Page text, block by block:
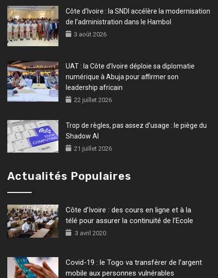
Côte d’Ivoire : la SNDI accélère la modernisation
de l’administration dans le Hambol
3 août 2026
UAT : la Côte d’Ivoire déploie sa diplomatie
numérique à Abuja pour affirmer son
leadership africain
22 juillet 2026
Trop de règles, pas assez d’usage : le piège du
Shadow AI
21 juillet 2026
Actualités Populaires
Côte d’Ivoire : des cours en ligne et à la
télé pour assurer la continuité de l’Ecole
3 avril 2020
Covid-19 : le Togo va transférer de l’argent
mobile aux personnes vulnérables